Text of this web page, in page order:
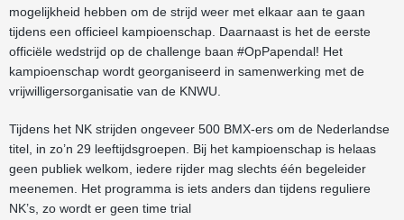
mogelijkheid hebben om de strijd weer met elkaar aan te gaan
tijdens een officieel kampioenschap. Daarnaast is het de eerste
officiële wedstrijd op de challenge baan #OpPapendal! Het
kampioenschap wordt georganiseerd in samenwerking met de
vrijwilligersorganisatie van de KNWU.
Tijdens het NK strijden ongeveer 500 BMX-ers om de Nederlandse
titel, in zo’n 29 leeftijdsgroepen. Bij het kampioenschap is helaas
geen publiek welkom, iedere rijder mag slechts één begeleider
meenemen. Het programma is iets anders dan tijdens reguliere
NK’s, zo wordt er geen time trial